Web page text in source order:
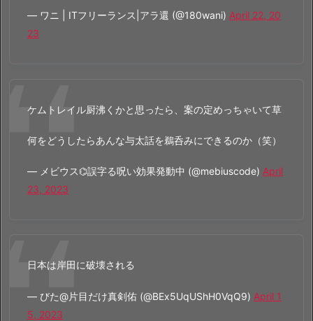
— ワニ | ITフリーランス|アラ還 (@180wani) April 22, 20
23
ケムトレイル厨沸くかと思ったら、案の定めっちゃいて草
何をどうしたらあんな与太話を鵜呑みにできるのか（笑）
— メビウス⌬誤字る呪い効果発動中 (@mebiuscode) April
23, 2023
日本は岸田に破壊される
— びた@片目だけ真剣佑 (@BEx5UqUShH0VqQ9) April 1
5, 2023